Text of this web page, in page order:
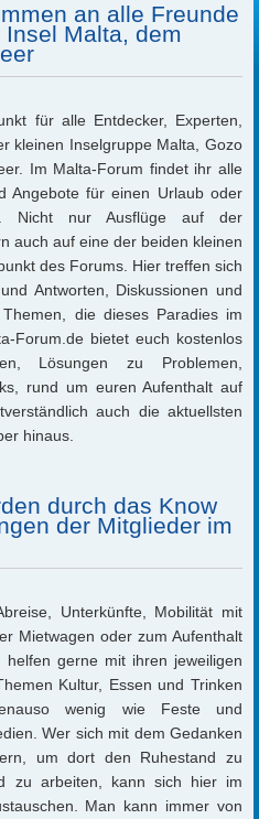
an alle Freunde
Malta, dem
für alle Entdecker, Experten,
kleinen Inselgruppe Malta, Gozo
Im Malta-Forum findet ihr alle
Angebote für einen Urlaub oder
Nicht nur Ausflüge auf der
auch auf eine der beiden kleinen
des Forums. Hier treffen sich
Antworten, Diskussionen und
die dieses Paradies im
Forum.de bietet euch kostenlos
Lösungen zu Problemen,
rund um euren Aufenthalt auf
auch die aktuellsten
hinaus.
durch das Know
der Mitglieder im
Unterkünfte, Mobilität mit
Mietwagen oder zum Aufenthalt
gerne mit ihren jeweiligen
Kultur, Essen und Trinken
wenig wie Feste und
Wer sich mit dem Gedanken
um dort den Ruhestand zu
zu arbeiten, kann sich hier im
Man kann immer von